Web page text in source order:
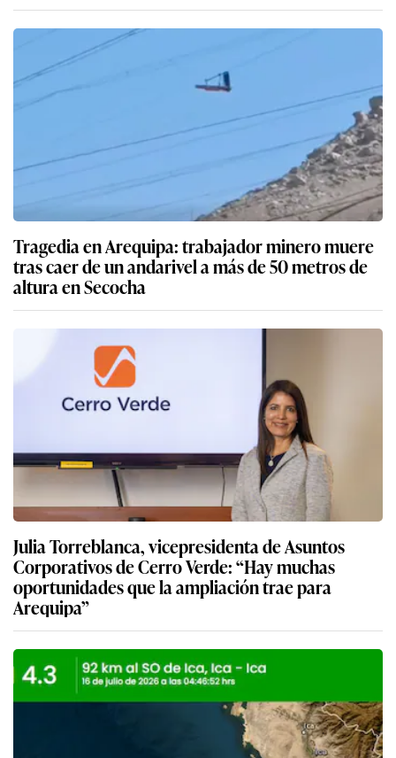
Tragedia en Arequipa: trabajador minero muere
tras caer de un andarivel a más de 50 metros de
altura en Secocha
Julia Torreblanca, vicepresidenta de Asuntos
Corporativos de Cerro Verde: “Hay muchas
oportunidades que la ampliación trae para
Arequipa”